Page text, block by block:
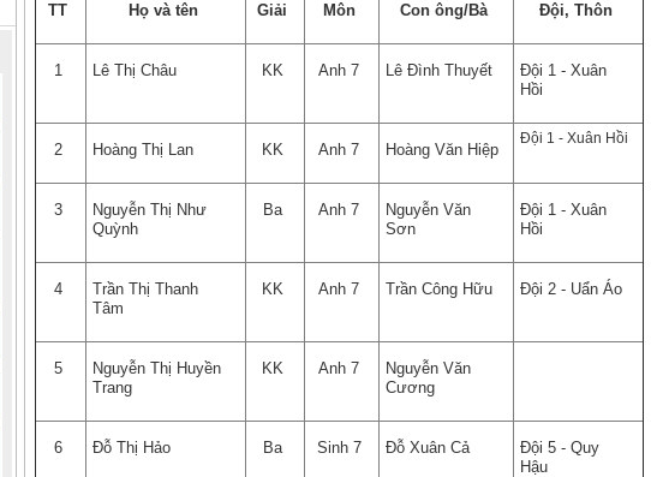
TT Họ và tên Giải Môn Con ông/Bà Đội, Thôn
1 Lê Thị Châu KK Anh 7 Lê Đình Thuyết
Đội 1 - Xuân
Hồi
2 Hoàng Thị Lan KK Anh 7 Hoàng Văn Hiệp
Đội 1 - Xuân Hồi
3
Nguyễn Thị Như
Quỳnh
Ba Anh 7
Nguyễn Văn
Sơn
Đội 1 - Xuân
Hồi
4
Trần Thị Thanh
Tâm
KK Anh 7 Trần Công Hữu Đội 2 - Uẩn Áo
5
Nguyễn Thị Huyền
Trang
KK Anh 7
Nguyễn Văn
Cương
6 Đỗ Thị Hảo Ba Sinh 7 Đỗ Xuân Cả
Đội 5 - Quy
Hậu